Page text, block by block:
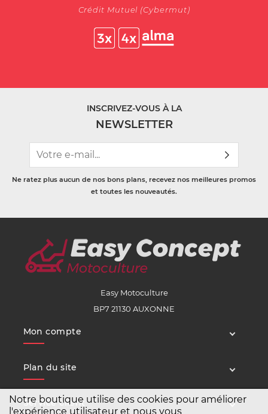
Notre boutique utilise des cookies pour améliorer
l'expérience utilisateur et nous vous
Crédit Mutuel (Cybermut)
INSCRIVEZ-VOUS À LA
NEWSLETTER
Ne ratez plus aucun de nos bons plans, recevez nos meilleures promos
et toutes les nouveautés.
Easy Motoculture
BP7 21130 AUXONNE
Mon compte
Plan du site
Service client